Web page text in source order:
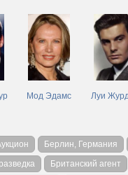
Мод Эдамс Луи
Берлин, Германия
Британский агент